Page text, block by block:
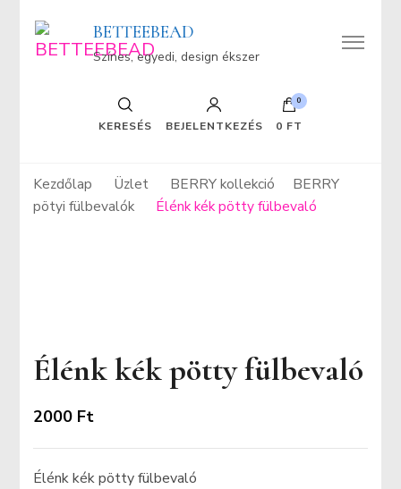
BETTEEBEAD
Színes, egyedi, design ékszer
KERESÉS BEJELENTKEZÉS
0
0 FT
Kezdőlap Üzlet BERRY kollekció
BERRY
pötyi fülbevalók
Élénk kék pötty fülbevaló
Élénk kék pötty fülbevaló
2000 Ft
Élénk kék pötty fülbevaló